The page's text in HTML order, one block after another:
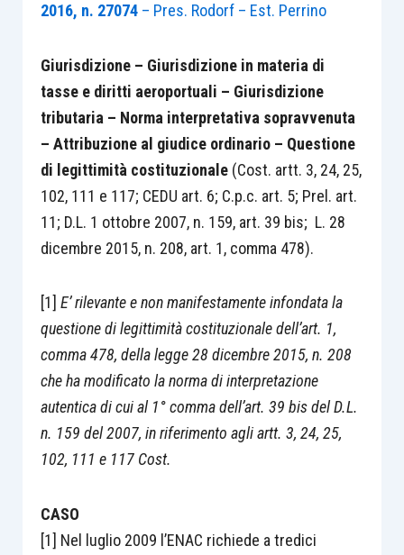
2016, n. 27074– Pres. Rodorf – Est. Perrino
Giurisdizione – Giurisdizione in materia di
tasse e diritti aeroportuali – Giurisdizione
tributaria – Norma interpretativa sopravvenuta
– Attribuzione al giudice ordinario – Questione
di legittimità costituzionale (Cost. artt. 3, 24, 25,
102, 111 e 117; CEDU art. 6; C.p.c. art. 5; Prel. art.
11; D.L. 1 ottobre 2007, n. 159, art. 39 bis; L. 28
dicembre 2015, n. 208, art. 1, comma 478).
[1] E’ rilevante e non manifestamente infondata la
questione di legittimità costituzionale dell’art. 1,
comma 478, della legge 28 dicembre 2015, n. 208
che ha modificato la norma di interpretazione
autentica di cui al 1° comma dell’art. 39 bis del D.L.
n. 159 del 2007, in riferimento agli artt. 3, 24, 25,
102, 111 e 117 Cost.
CASO
[1] Nel luglio 2009 l’ENAC richiede a tredici